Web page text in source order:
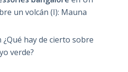
un volcán (I): Mauna
¿Qué hay de cierto sobre
verde?